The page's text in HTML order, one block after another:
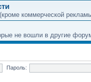
коммерческой
не вошли в другие
Пароль: